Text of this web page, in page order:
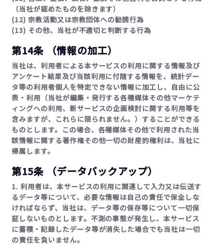
（当社が認めたものを除きます）
(12) 宗教活動又は宗教団体への勧誘行為
(13) その他、当社が不適切と判断する行為
第14条 （情報の加工）
当社は、利用者による本サービスの利用に関する情報及び
アンケート結果及び当該利用に付随する情報を、統計デー
タ等の利用者個人を特定できない情報に加工し、自由に公
表・利用（当社が編集・発行する各種媒体その他マーケテ
ィングへの利用、新サービスの企画検討に関する利用等を
含みますが、これらに限られません。）することができる
ものとします。この場合、各種媒体その他で利用された当
該情報に関する著作権その他一切の財産的権利は、当社に
帰属します。
第15条 （データバックアップ）
1. 利用者は、本サービスの利用に関連して入力又は伝送す
るデータ等について、必要な情報は自己の責任で保全しな
ければならず、当社は、データ等の保存等について一切保
証しないものとします。不測の事態が発生し、本サービス
に蓄積・記録したデータ等が消失した場合でも当社は一切
の責任を負いません。